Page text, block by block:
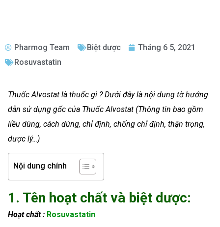
Pharmog Team Biệt dược
Tháng 6 5, 2021
Rosuvastatin
Thuốc Alvostat là thuốc gì ? Dưới đây là nội dung tờ hướng
dẫn sử dụng gốc của Thuốc Alvostat (Thông tin bao gồm
liều dùng, cách dùng, chỉ định, chống chỉ định, thận trọng,
dược lý…)
Nội dung chính
1. Tên hoạt chất và biệt dược:
Hoạt chất : Rosuvastatin